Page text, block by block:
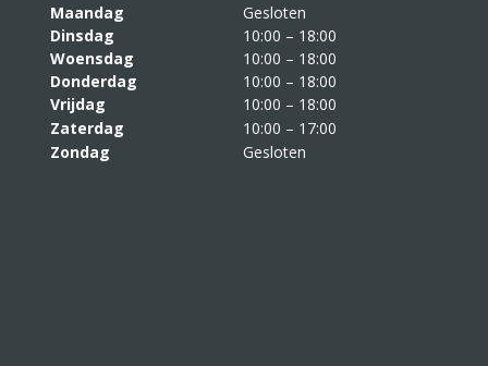
Maandag
Gesloten
Dinsdag
10:00 – 18:00
Woensdag
10:00 – 18:00
Donderdag
10:00 – 18:00
Vrijdag
10:00 – 18:00
Zaterdag
10:00 – 17:00
Zondag
Gesloten